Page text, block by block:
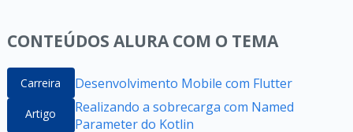
CONTEÚDOS ALURA COM O TEMA
Carreira Desenvolvimento Mobile com Flutter
Artigo
Realizando a sobrecarga com Named
Parameter do Kotlin